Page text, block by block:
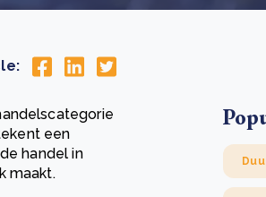
een
handel in
maakt.